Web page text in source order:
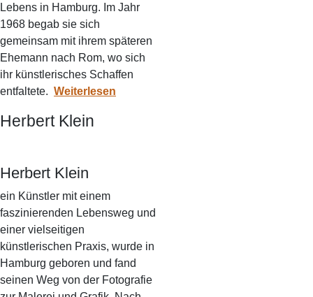
Lebens in Hamburg. Im Jahr
1968 begab sie sich
gemeinsam mit ihrem späteren
Ehemann nach Rom, wo sich
ihr künstlerisches Schaffen
entfaltete. Weiterlesen
Herbert Klein
Herbert Klein
ein Künstler mit einem
faszinierenden Lebensweg und
einer vielseitigen
künstlerischen Praxis, wurde in
Hamburg geboren und fand
seinen Weg von der Fotografie